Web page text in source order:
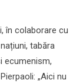
în colaborare cu
tabăra
ecumenism,
„Aici nu